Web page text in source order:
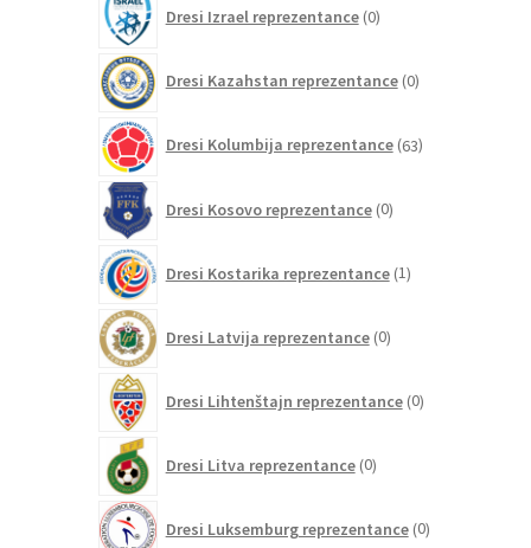
Dresi Izrael reprezentance 0izdelkov
Dresi Kazahstan reprezentance 0izdelkov
Dresi Kolumbija reprezentance 63izdelkov
Dresi Kosovo reprezentance 0izdelkov
Dresi Kostarika reprezentance 1izdelek
Dresi Latvija reprezentance 0izdelkov
Dresi Lihtenštajn reprezentance 0izdelkov
Dresi Litva reprezentance 0izdelkov
Dresi Luksemburg reprezentance 0izdelkov